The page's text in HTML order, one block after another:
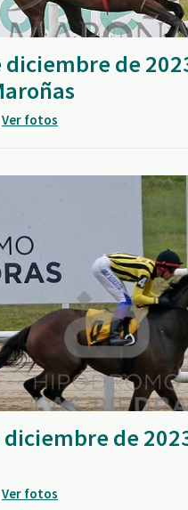
diciembre de
Ver fotos
diciembre de
Ver fotos